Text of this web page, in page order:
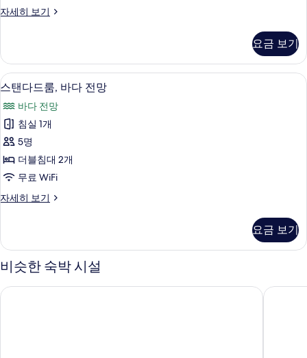
망
진
모
두
보
기
자세히 보기
스
룸,
정
원
망
자
세
히
보
기
요금 보기
스
다
드
룸,
바
전
사
진
모
두
스탠다드룸, 바다 전망 | 책상, 무료
1
스탠다드룸, 바다 전망
바다 전망
침실 1개
5명
더블침대 2개
무료 WiFi
자세히 보기
스
룸,
바
다
망
요금 보기
비슷한 숙박 시설
서던 비치 호텔 & 리조트 오키나와 오리엔